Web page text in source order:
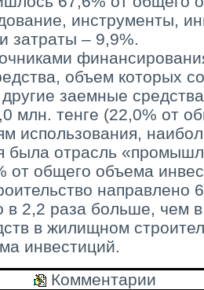
инструменты,
затраты – 9,9%.
объем которых
заемные
млн. тенге (22,0% от
использования,
была отрасль
от общего объема
направлено
в 2,2 раза больше, чем
в жилищном
инвестиций.
Комментарии